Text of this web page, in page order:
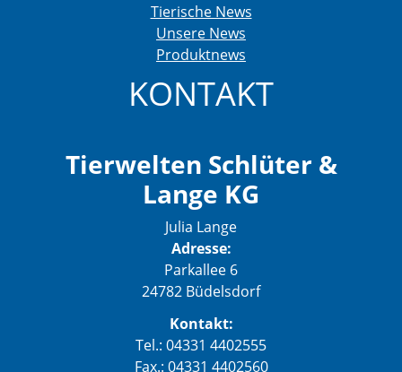
Tierische News
Unsere News
Produktnews
KONTAKT
Tierwelten Schlüter &
Lange KG
Julia Lange
Adresse:
Parkallee 6
24782 Büdelsdorf
Kontakt:
Tel.: 04331 4402555
Fax.: 04331 4402560